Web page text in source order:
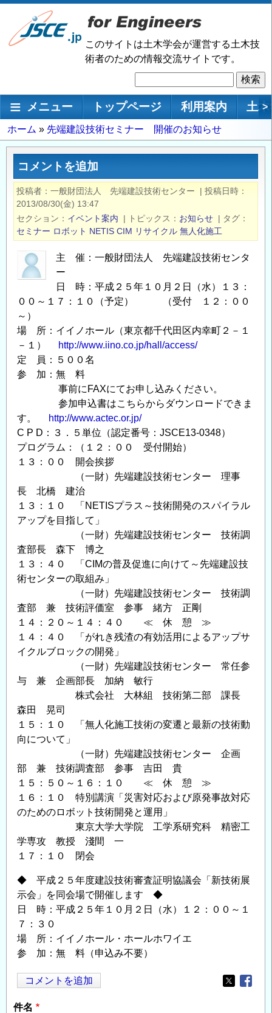
メ
ン
移
このサイトは土木学会が運営する土木技
術者のための情報交流サイトです。
索
メインナビゲーション
メニュー トップページ 利用案内 土 >
パ
ン
ず
ホーム 先端建設技術セミナー 開催のお知らせ
コメントを追加
投稿者 一般財団法人 先端建設技術センター | 投稿日時
2013/08/30(金) 13:47
セクション
イベント案内 | トピックス お知らせ | タグ
セミナー ロボット NETIS CIM リサイクル 無人化施工
主 催：一般財団法人 先端建設技術センタ
ー
日 時：平成２５年１０月２日（水）１３：
００～１７：１０（予定） （受付 １２：００
～）
場 所：イイノホール（東京都千代田区内幸町２－１
－１）
http://www.iino.co.jp/hall/access/
定 員：５００名
参 加：無 料
事前にFAXにてお申し込みください。
参加申込書はこちらからダウンロードできま
す。
http://www.actec.or.jp/
C P D：３．５単位（認定番号：JSCE13-0348）
プログラム：（１２：００ 受付開始）
１３：００ 開会挨拶
（一財）先端建設技術センター 理事
長 北橋 建治
１３：１０ 「NETISプラス～技術開発のスパイラル
アップを目指して」
（一財）先端建設技術センター 技術調
査部長 森下 博之
１３：４０ 「CIMの普及促進に向けて～先端建設技
術センターの取組み」
（一財）先端建設技術センター 技術調
査部 兼 技術評価室 参事 緒方 正剛
１４：２０～１４：４０ ≪ 休 憩 ≫
１４：４０ 「がれき残渣の有効活用によるアップサ
イクルブロックの開発」
（一財）先端建設技術センター 常任参
与 兼 企画部長 加納 敏行
株式会社 大林組 技術第二部 課長
森田 晃司
１５：１０ 「無人化施工技術の変遷と最新の技術動
向について」
（一財）先端建設技術センター 企画
部 兼 技術調査部 参事 吉田 貴
１５：５０～１６：１０ ≪ 休 憩 ≫
１６：１０ 特別講演「災害対応および原発事故対応
のためのロボット技術開発と運用」
東京大学大学院 工学系研究科 精密工
学専攻 教授 淺間 一
１７：１０ 閉会
◆ 平成２５年度建設技術審査証明協議会「新技術展
示会」を同会場で開催します ◆
日 時：平成２５年１０月２日（水）１２：００～１
７：３０
場 所：イイノホール・ホールホワイエ
参 加：無 料（申込み不要）
コメントを追加
Opens in
件名